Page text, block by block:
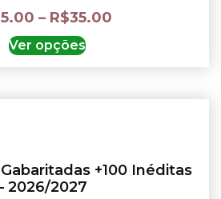
– R$35.00
Ver opções
+100 Inéditas
2026/2027